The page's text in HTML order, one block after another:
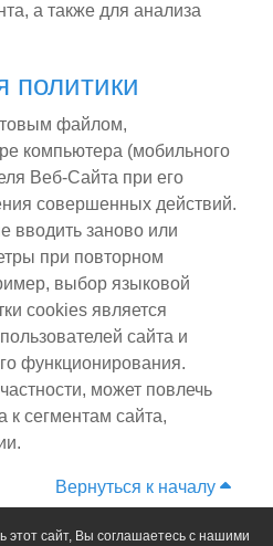
этот сайт, Вы соглашаетесь с нашими
а также для анализа
политики
файлом,
компьютера (мобильного
Веб-Сайта при его
совершенных действий.
вводить заново или
при повторном
выбор языковой
cookies является
сайта и
функционирования.
может повлечь
к сегментам сайта,
Вернуться к началу